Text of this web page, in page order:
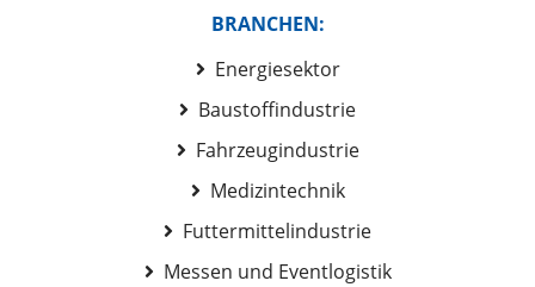
BRANCHEN:
Energiesektor
Baustoffindustrie
Fahrzeugindustrie
Medizintechnik
Futtermittelindustrie
Messen und Eventlogistik